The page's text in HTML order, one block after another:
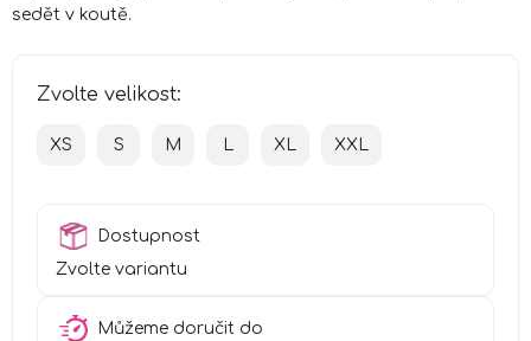
sedět v koutě.
Zvolte velikost:
XS S M L XL XXL
Dostupnost
Zvolte variantu
Můžeme doručit do